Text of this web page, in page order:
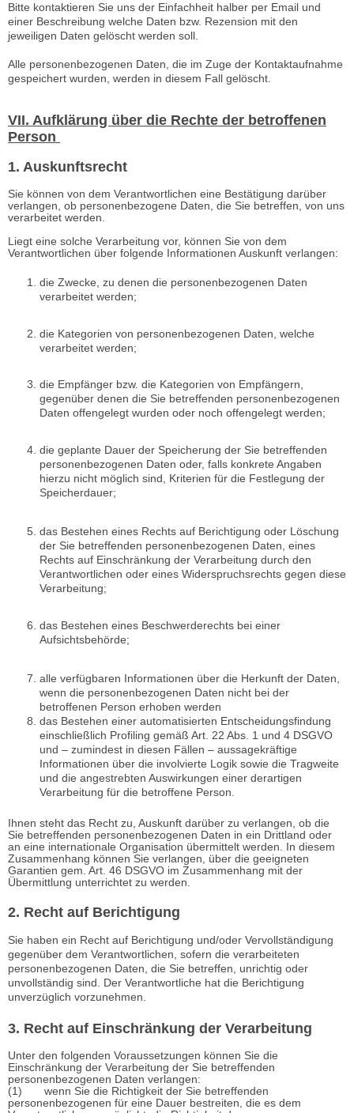
Bitte kontaktieren Sie uns der Einfachheit halber per Email und
einer Beschreibung welche Daten bzw. Rezension mit den
jeweiligen Daten gelöscht werden soll.
Alle personenbezogenen Daten, die im Zuge der Kontaktaufnahme
gespeichert wurden, werden in diesem Fall gelöscht.
VII. Aufklärung über die Rechte der betroffenen
Person
1. Auskunftsrecht
Sie können von dem Verantwortlichen eine Bestätigung darüber
verlangen, ob personenbezogene Daten, die Sie betreffen, von uns
verarbeitet werden.
Liegt eine solche Verarbeitung vor, können Sie von dem
Verantwortlichen über folgende Informationen Auskunft verlangen:
die Zwecke, zu denen die personenbezogenen Daten
verarbeitet werden;
die Kategorien von personenbezogenen Daten, welche
verarbeitet werden;
die Empfänger bzw. die Kategorien von Empfängern,
gegenüber denen die Sie betreffenden personenbezogenen
Daten offengelegt wurden oder noch offengelegt werden;
die geplante Dauer der Speicherung der Sie betreffenden
personenbezogenen Daten oder, falls konkrete Angaben
hierzu nicht möglich sind, Kriterien für die Festlegung der
Speicherdauer;
das Bestehen eines Rechts auf Berichtigung oder Löschung
der Sie betreffenden personenbezogenen Daten, eines
Rechts auf Einschränkung der Verarbeitung durch den
Verantwortlichen oder eines Widerspruchsrechts gegen diese
Verarbeitung;
das Bestehen eines Beschwerderechts bei einer
Aufsichtsbehörde;
alle verfügbaren Informationen über die Herkunft der Daten,
wenn die personenbezogenen Daten nicht bei der
betroffenen Person erhoben werden
das Bestehen einer automatisierten Entscheidungsfindung
einschließlich Profiling gemäß Art. 22 Abs. 1 und 4 DSGVO
und – zumindest in diesen Fällen – aussagekräftige
Informationen über die involvierte Logik sowie die Tragweite
und die angestrebten Auswirkungen einer derartigen
Verarbeitung für die betroffene Person.
Ihnen steht das Recht zu, Auskunft darüber zu verlangen, ob die
Sie betreffenden personenbezogenen Daten in ein Drittland oder
an eine internationale Organisation übermittelt werden. In diesem
Zusammenhang können Sie verlangen, über die geeigneten
Garantien gem. Art. 46 DSGVO im Zusammenhang mit der
Übermittlung unterrichtet zu werden.
2. Recht auf Berichtigung
Sie haben ein Recht auf Berichtigung und/oder Vervollständigung
gegenüber dem Verantwortlichen, sofern die verarbeiteten
personenbezogenen Daten, die Sie betreffen, unrichtig oder
unvollständig sind. Der Verantwortliche hat die Berichtigung
unverzüglich vorzunehmen.
3. Recht auf Einschränkung der Verarbeitung
Unter den folgenden Voraussetzungen können Sie die
Einschränkung der Verarbeitung der Sie betreffenden
personenbezogenen Daten verlangen:
(1) wenn Sie die Richtigkeit der Sie betreffenden
personenbezogenen für eine Dauer bestreiten, die es dem